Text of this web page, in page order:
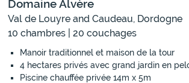
Domaine Alvère
Val de Louyre and Caudeau, Dordogne
10 chambres | 20 couchages
Manoir traditionnel et maison de la tour
4 hectares privés avec grand jardin en
Piscine chauffée privée 14m x 5m